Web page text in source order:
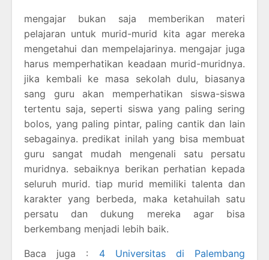
mengajar bukan saja memberikan materi
pelajaran untuk murid-murid kita agar mereka
mengetahui dan mempelajarinya. mengajar juga
harus memperhatikan keadaan murid-muridnya.
jika kembali ke masa sekolah dulu, biasanya
sang guru akan memperhatikan siswa-siswa
tertentu saja, seperti siswa yang paling sering
bolos, yang paling pintar, paling cantik dan lain
sebagainya. predikat inilah yang bisa membuat
guru sangat mudah mengenali satu persatu
muridnya. sebaiknya berikan perhatian kepada
seluruh murid. tiap murid memiliki talenta dan
karakter yang berbeda, maka ketahuilah satu
persatu dan dukung mereka agar bisa
berkembang menjadi lebih baik.
Baca juga : 4 Universitas di Palembang